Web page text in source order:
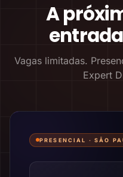
A
Vagas limitadas.
Expert
PRESENCIAL ·SÃO